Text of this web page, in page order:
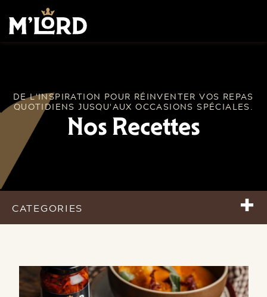
DE L'INSPIRATION POUR RÉINVENTER VOS REPAS
QUOTIDIENS JUSQU'AUX OCCASIONS SPÉCIALES.
Nos Recettes
CATEGORIES +